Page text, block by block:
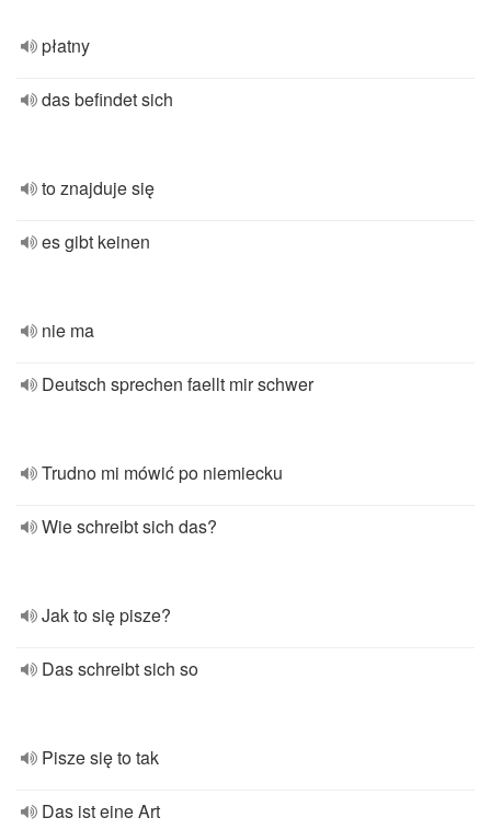
płatny
das befindet sich
to znajduje się
es gibt keinen
nie ma
Deutsch sprechen faellt mir schwer
Trudno mi mówić po niemiecku
Wie schreibt sich das?
Jak to się pisze?
Das schreibt sich so
Pisze się to tak
Das ist eine Art